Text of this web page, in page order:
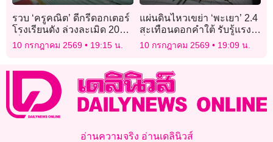
รวบ ‘ครูคณิต’ ดีกรีดอกเตอร์
โรงเรียนดัง ล่วงละเมิด 20
เด็กชาย อัดคลิปขู่ประจาน
นานนับ 10 ปี
10 กรกฎาคม 2569 19:15 น.
แผ่นดินไหวเขย่า ‘พะเยา’ 2.4
สะเทือนดอกคำใต้ รับรู้แรง
สั่นไหว ยังไร้ความเสียหาย
10 กรกฎาคม 2569 19:09 น.
อ่านความจริง อ่านเดลินิวส์